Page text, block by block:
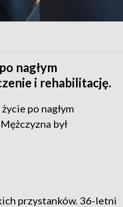
nagłym
i rehabilitację.
po nagłym
był
przystanków. 36-letni